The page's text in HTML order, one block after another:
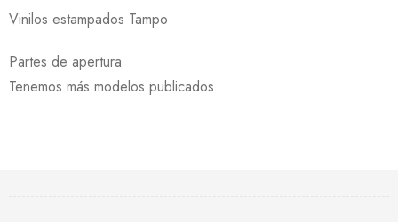
Vinilos estampados Tampo
Partes de apertura
Tenemos más modelos publicados